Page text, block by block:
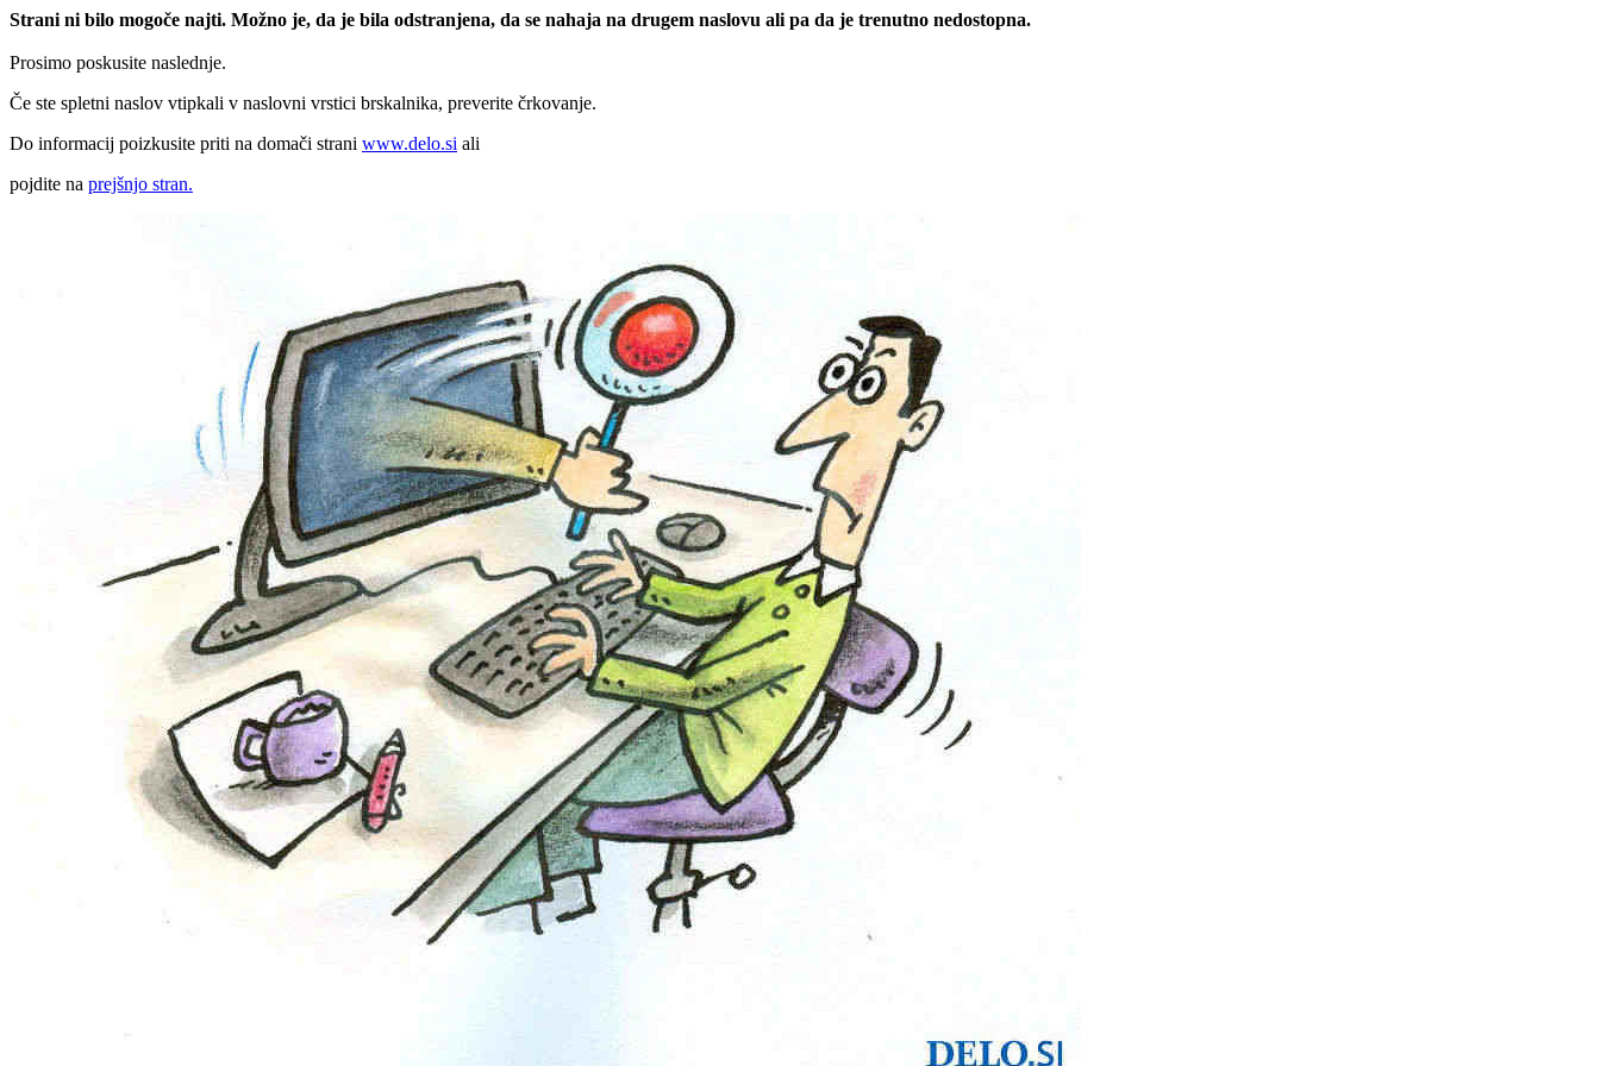
Strani ni bilo mogoče najti. Možno je, da je bila odstranjena, da se nahaja na drugem naslovu ali pa da je trenutno nedostopna.
Prosimo poskusite naslednje.
Če ste spletni naslov vtipkali v naslovni vrstici brskalnika, preverite črkovanje.
Do informacij poizkusite priti na domači strani www.delo.si ali
pojdite na prejšnjo stran.